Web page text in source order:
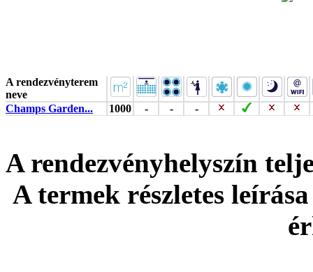
A rendezvényterem
neve
Champs Garden...
1000 - - -
A rendezvényhelyszín
A termek részletes